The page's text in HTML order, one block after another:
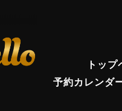
トッ
予約カレンダ